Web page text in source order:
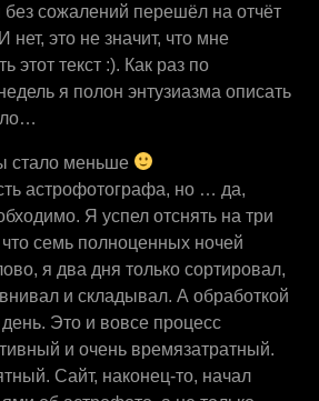
сожалений перешёл на отчёт
нет, это не значит, что мне
этот текст :). Как раз по
я полон энтузиазма описать
стало меньше
астрофотографа, но … да,
Я успел отснять на три
семь полноценных ночей
я два дня только сортировал,
и складывал. А обработкой
Это и вовсе процесс
и очень времязатратный.
Сайт, наконец-то, начал